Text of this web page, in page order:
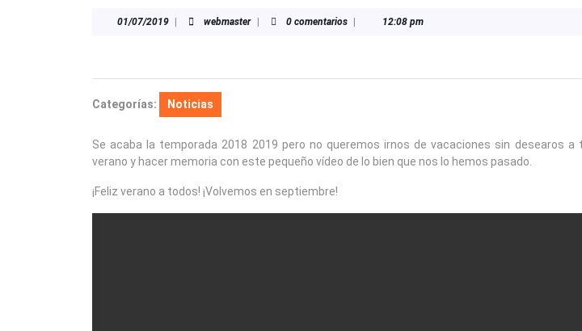
01/07/201901/07/2019webmasterwebmaster0 comentarios 12:08 pm
Categorías: Noticias
Se acaba la temporada 2018 2019 pero no queremos irnos de vacaciones sin desearos a
verano y hacer memoria con este pequeño vídeo de lo bien que nos lo hemos pasado.
¡Feliz verano a todos! ¡Volvemos en septiembre!